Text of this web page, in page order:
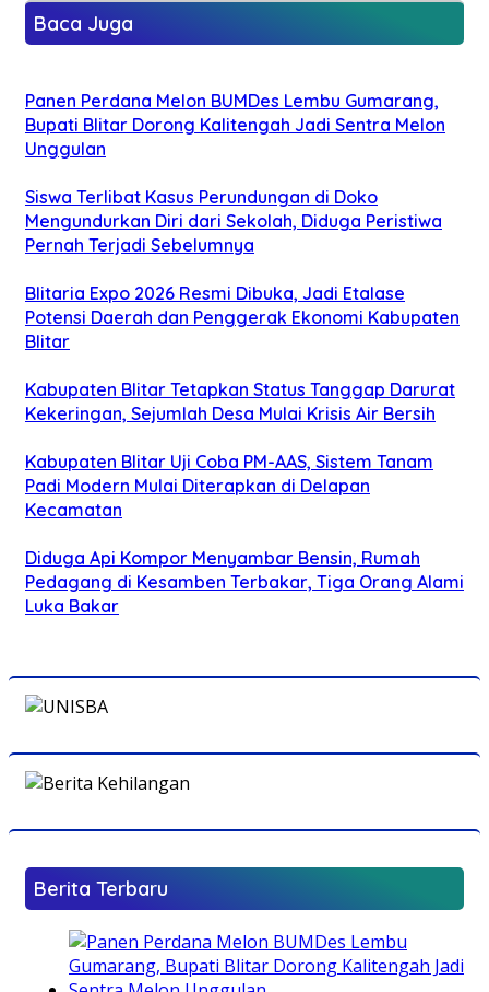
Baca Juga
Panen Perdana Melon BUMDes Lembu Gumarang,
Bupati Blitar Dorong Kalitengah Jadi Sentra Melon
Unggulan
Siswa Terlibat Kasus Perundungan di Doko
Mengundurkan Diri dari Sekolah, Diduga Peristiwa
Pernah Terjadi Sebelumnya
Blitaria Expo 2026 Resmi Dibuka, Jadi Etalase
Potensi Daerah dan Penggerak Ekonomi Kabupaten
Blitar
Kabupaten Blitar Tetapkan Status Tanggap Darurat
Kekeringan, Sejumlah Desa Mulai Krisis Air Bersih
Kabupaten Blitar Uji Coba PM-AAS, Sistem Tanam
Padi Modern Mulai Diterapkan di Delapan
Kecamatan
Diduga Api Kompor Menyambar Bensin, Rumah
Pedagang di Kesamben Terbakar, Tiga Orang Alami
Luka Bakar
Berita Terbaru